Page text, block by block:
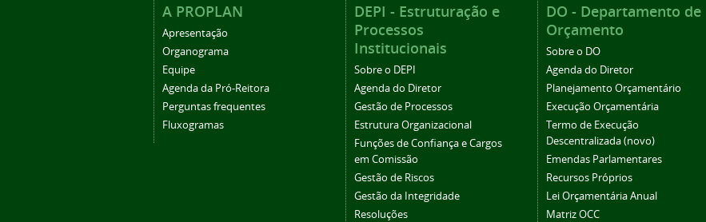
A PROPLAN
Apresentação
Organograma
Equipe
Agenda da Pró-Reitora
Perguntas frequentes
Fluxogramas
DEPI - Estruturação e
Processos
Institucionais
Sobre o DEPI
Agenda do Diretor
Gestão de Processos
Estrutura Organizacional
Funções de Confiança e Cargos
em Comissão
Gestão de Riscos
Gestão da Integridade
Resoluções
DO - Departamento de
Orçamento
Sobre o DO
Agenda do Diretor
Planejamento Orçamentário
Execução Orçamentária
Termo de Execução
Descentralizada (novo)
Emendas Parlamentares
Recursos Próprios
Lei Orçamentária Anual
Matriz OCC